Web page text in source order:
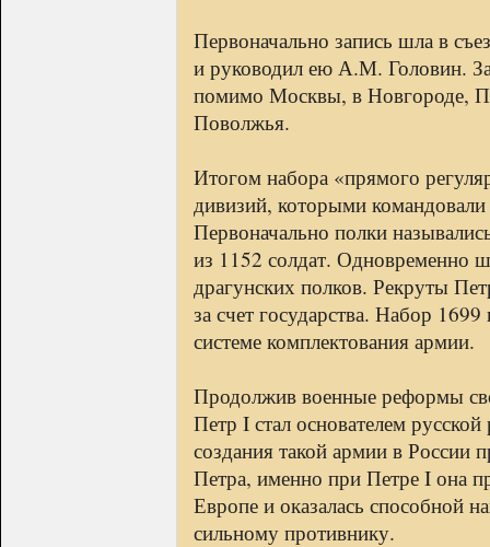
Первоначально запись шла в
и руководил ею А.М. Головин.
помимо Москвы, в Новгороде,
Поволжья.
Итогом набора «прямого
дивизий, которыми
Первоначально полки
из 1152 солдат. Одновременно
драгунских полков. Рекруты
за счет государства. Набор
системе комплектования армии.
Продолжив военные реформы
Петр I стал основателем
создания такой армии в России
Петра, именно при Петре I она
Европе и оказалась способной
сильному противнику.